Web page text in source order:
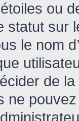
ou
statut sur
le nom
de
ne